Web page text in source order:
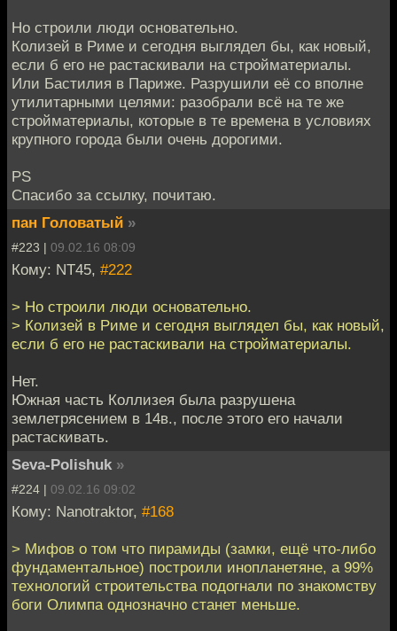
Но строили люди основательно.
Колизей в Риме и сегодня выглядел бы, как новый,
если б его не растаскивали на стройматериалы.
Или Бастилия в Париже. Разрушили её со вполне
утилитарными целями: разобрали всё на те же
стройматериалы, которые в те времена в условиях
крупного города были очень дорогими.
PS
Спасибо за ссылку, почитаю.
пан Головатый »
#223 | 09.02.16 08:09
Кому: NT45, #222
> Но строили люди основательно.
> Колизей в Риме и сегодня выглядел бы, как новый,
если б его не растаскивали на стройматериалы.
Нет.
Южная часть Коллизея была разрушена
землетрясением в 14в., после этого его начали
растаскивать.
Seva-Polishuk »
#224 | 09.02.16 09:02
Кому: Nanotraktor, #168
> Мифов о том что пирамиды (замки, ещё что-либо
фундаментальное) построили инопланетяне, а 99%
технологий строительства подогнали по знакомству
боги Олимпа однозначно станет меньше.